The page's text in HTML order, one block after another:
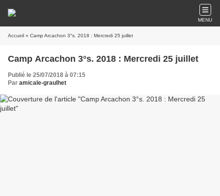
MENU
Accueil » Camp Arcachon 3°s. 2018 : Mercredi 25 juillet
Camp Arcachon 3°s. 2018 : Mercredi 25 juillet
Publié le 25/07/2018 à 07:15
Par amicale-graulhet